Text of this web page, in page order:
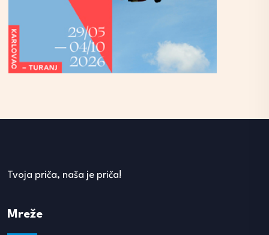
Tvoja priča, naša je priča!
Mreže